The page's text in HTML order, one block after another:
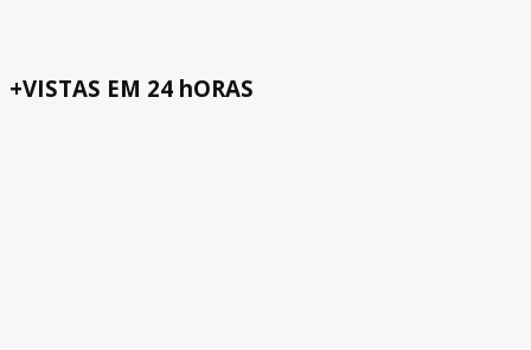
+VISTAS EM 24 hORAS